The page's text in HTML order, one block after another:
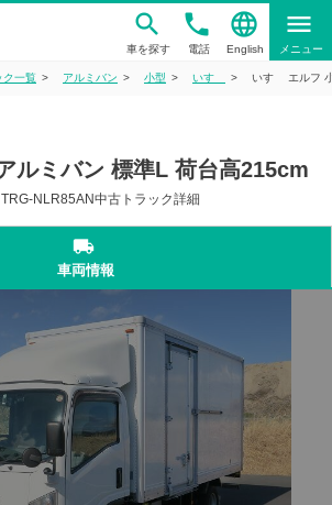
車を探す
phone
電話
language
English
menu
メニュー
ク一覧 アルミバン 小型 いすゞ いすゞ エルフ
ルミバン 標準L 荷台高215cm
NLR85AN中古トラック詳細
local_shipping
車両情報